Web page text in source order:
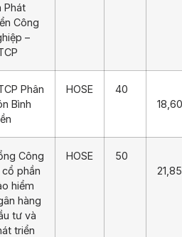
Phát
Công
–
Phân
Bình
HOSE
40
Công
phần
hiểm
hàng
tư và
triển
HOSE
50